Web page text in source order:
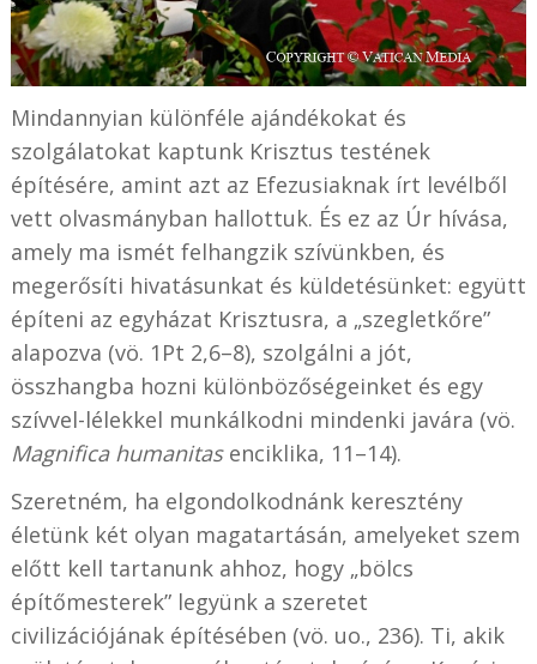
Mindannyian különféle ajándékokat és
szolgálatokat kaptunk Krisztus testének
építésére, amint azt az Efezusiaknak írt levélből
vett olvasmányban hallottuk. És ez az Úr hívása,
amely ma ismét felhangzik szívünkben, és
megerősíti hivatásunkat és küldetésünket: együtt
építeni az egyházat Krisztusra, a „szegletkőre”
alapozva (vö. 1Pt 2,6–8), szolgálni a jót,
összhangba hozni különbözőségeinket és egy
szívvel-lélekkel munkálkodni mindenki javára (vö.
Magnifica humanitas enciklika, 11–14).
Szeretném, ha elgondolkodnánk keresztény
életünk két olyan magatartásán, amelyeket szem
előtt kell tartanunk ahhoz, hogy „bölcs
építőmesterek” legyünk a szeretet
civilizációjának építésében (vö. uo., 236). Ti, akik